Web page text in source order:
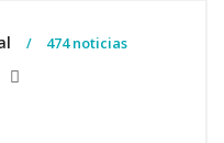
474 noticias